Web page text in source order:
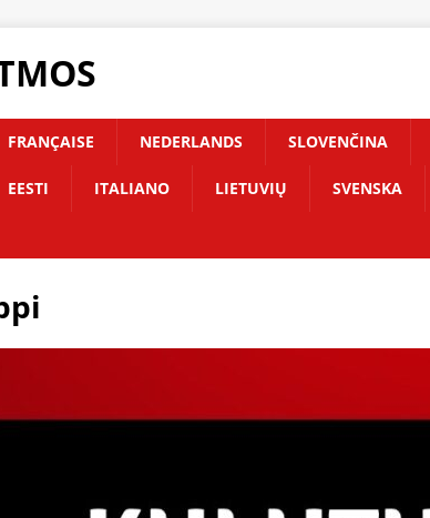
FRANÇAISE NEDERLANDS SLOVENČINA
EESTI ITALIANO LIETUVIŲ SVENSKA